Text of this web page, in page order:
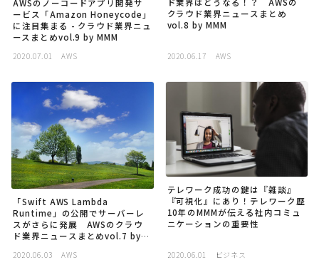
AWSのノーコードアプリ開発サ
ービス「Amazon Honeycode」
に注目集まる - クラウド業界ニュ
ースまとめvol.9 by MMM
2020.07.01 AWS
ド業界はどうなる！？ AWSの
クラウド業界ニュースまとめ
vol.8 by MMM
2020.06.17 AWS
「Swift AWS Lambda
Runtime」の公開でサーバーレ
スがさらに発展 AWSのクラウ
ド業界ニュースまとめvol.7 by
2020.06.03 AWS
テレワーク成功の鍵は『雑談』
『可視化』にあり！テレワーク歴
10年のMMMが伝える社内コミュ
ニケーションの重要性
2020.06.01 ビジネス